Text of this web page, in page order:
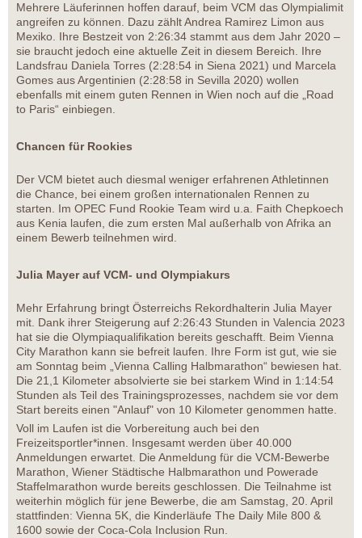
Mehrere Läuferinnen hoffen darauf, beim VCM das Olympialimit
angreifen zu können. Dazu zählt Andrea Ramirez Limon aus
Mexiko. Ihre Bestzeit von 2:26:34 stammt aus dem Jahr 2020 –
sie braucht jedoch eine aktuelle Zeit in diesem Bereich. Ihre
Landsfrau Daniela Torres (2:28:54 in Siena 2021) und Marcela
Gomes aus Argentinien (2:28:58 in Sevilla 2020) wollen
ebenfalls mit einem guten Rennen in Wien noch auf die „Road
to Paris“ einbiegen.
Chancen für Rookies
Der VCM bietet auch diesmal weniger erfahrenen Athletinnen
die Chance, bei einem großen internationalen Rennen zu
starten. Im OPEC Fund Rookie Team wird u.a. Faith Chepkoech
aus Kenia laufen, die zum ersten Mal außerhalb von Afrika an
einem Bewerb teilnehmen wird.
Julia Mayer auf VCM- und Olympiakurs
Mehr Erfahrung bringt Österreichs Rekordhalterin Julia Mayer
mit. Dank ihrer Steigerung auf 2:26:43 Stunden in Valencia 2023
hat sie die Olympiaqualifikation bereits geschafft. Beim Vienna
City Marathon kann sie befreit laufen. Ihre Form ist gut, wie sie
am Sonntag beim „Vienna Calling Halbmarathon“ bewiesen hat.
Die 21,1 Kilometer absolvierte sie bei starkem Wind in 1:14:54
Stunden als Teil des Trainingsprozesses, nachdem sie vor dem
Start bereits einen "Anlauf" von 10 Kilometer genommen hatte.
Voll im Laufen ist die Vorbereitung auch bei den
Freizeitsportler*innen. Insgesamt werden über 40.000
Anmeldungen erwartet. Die Anmeldung für die VCM-Bewerbe
Marathon, Wiener Städtische Halbmarathon und Powerade
Staffelmarathon wurde bereits geschlossen. Die Teilnahme ist
weiterhin möglich für jene Bewerbe, die am Samstag, 20. April
stattfinden: Vienna 5K, die Kinderläufe The Daily Mile 800 &
1600 sowie der Coca-Cola Inclusion Run.